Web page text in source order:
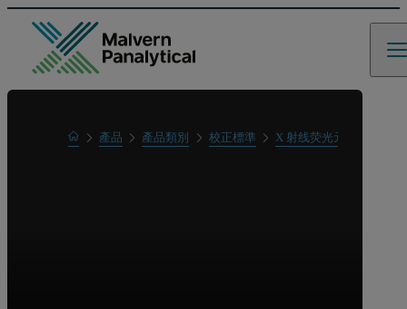
Home產品 產品類別 校正標準 X 射线荧光元素分析